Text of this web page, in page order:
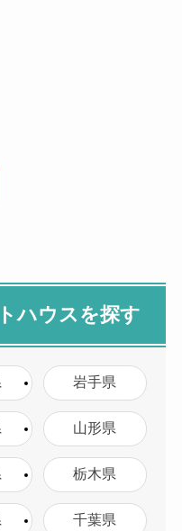
ハウスを探す
岩手県
山形県
栃木県
千葉県